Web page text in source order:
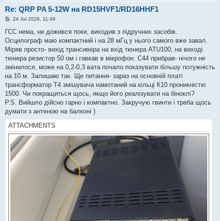
Re: QRP PA 5-12W на RD15HVF1/RD16HHF1
P
s
24 Jul 2026, 11:49
ГСС нема, не дожився поки, виходив з підручних засобів.
Осцилограф маю компактний і на 28 мГц у нього самого вже завал.
Міряв просто- вихід трансивера на вхід тюнера ATU100, на виході
тюнера резистор 50 ом і гавкав в мікрофон. С44 прибрав- нічого не
змінилося, може на 0,2-0,3 вата почало показувати більшу потужність
на 10 м. Залишаю так. Ще питання- зараз на основній платі
трансформатор Т4 змішувача намотаний на кільці К10 проникністю
1500. Чи покращиться щось, якщо його реалізувати на біноклі?
P.S. Вийшло дійсно гарно і компактно. Закручую гвинти і треба щось
думати з антеною на балконі )
ATTACHMENTS